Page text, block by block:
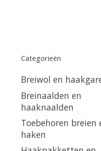
Categorieën
Breiwol en
Breinaalden en
haaknaalden
Toebehoren breien
haken